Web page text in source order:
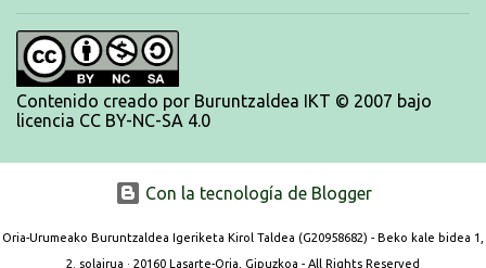
Contenido creado por Buruntzaldea IKT © 2007 bajo
licencia CC BY-NC-SA 4.0
Con la tecnología de Blogger
Oria-Urumeako Buruntzaldea Igeriketa Kirol Taldea (G20958682) - Beko kale bidea 1,
2. solairua · 20160 Lasarte-Oria, Gipuzkoa - All Rights Reserved